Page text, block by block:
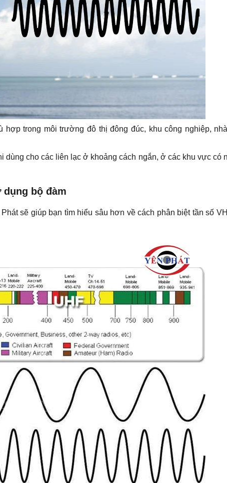
hợp trong môi trường đô thị đông đúc, khu công nghiệp,
dùng cho các liên lạc ở khoảng cách ngắn, ở các khu vực có
dụng bộ đàm
sẽ giúp bạn tìm hiểu sâu hơn về cách phân biệt tần số